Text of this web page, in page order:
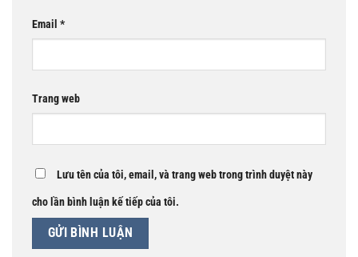
Email *
Trang web
Lưu tên của tôi, email, và trang web trong trình duyệt này
cho lần bình luận kế tiếp của tôi.